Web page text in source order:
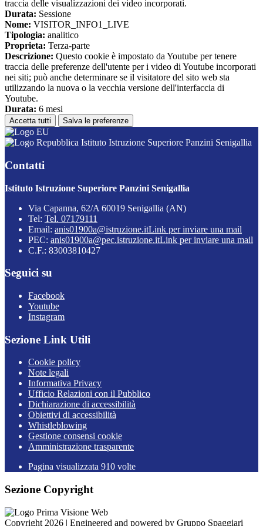
traccia delle visualizzazioni dei video incorporati.
Durata: Sessione
Nome: VISITOR_INFO1_LIVE
Tipologia: analitico
Proprieta: Terza-parte
Descrizione: Questo cookie è impostato da Youtube per tenere
traccia delle preferenze dell'utente per i video di Youtube incorporati
nei siti; può anche determinare se il visitatore del sito web sta
utilizzando la nuova o la vecchia versione dell'interfaccia di
Youtube.
Durata: 6 mesi
Accetta tutti Salva le preferenze
Istituto Istruzione Superiore Panzini Senigallia
Contatti
Istituto Istruzione Superiore Panzini Senigallia
Via Capanna, 62/A 60019 Senigallia (AN)
Tel: Tel. 07179111
Email: anis01900a@istruzione.itLink per inviare una mail
PEC: anis01900a@pec.istruzione.itLink per inviare una mail
C.F.: 83003810427
Seguici su
Facebook
Youtube
Instagram
Sezione Link Utili
Cookie policy
Note legali
Informativa Privacy
Ufficio Relazioni con il Pubblico
Dichiarazione di accessibilità
Obiettivi di accessibilità
Whistleblowing
Gestione consensi cookie
Amministrazione trasparente
Pagina visualizzata 910 volte
Sezione Copyright
Copyright 2026 | Engineered and powered by Gruppo Spaggiari